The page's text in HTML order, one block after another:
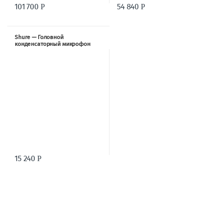
101 700 Р 54 840Р
Shure — Головной
конденсаторный микрофон
15 240Р